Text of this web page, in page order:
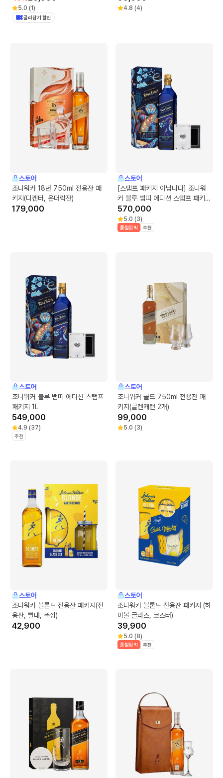
5.0 (1)
골라담기 할인
4.8 (4)
스토어
조니워커 18년 750ml 전용잔 패
키지(디켄터, 온더락잔)
179,000
스토어
[스탬프 패키지 아닙니다] 조니워
커 블루 뱀띠 에디션 스탬프 패키지
750ml
570,000
5.0 (3)
품절임박 추천
스토어
조니워커 블루 뱀띠 에디션 스탬프
패키지 1L
549,000
4.9 (37)
추천
스토어
조니워커 골드 750ml 전용잔 패
키지(글렌캐런 2개)
99,000
5.0 (3)
스토어
조니워커 블론드 전용잔 패키지(전
용잔, 빨대, 뚜껑)
42,900
스토어
조니워커 블론드 전용잔 패키지 (하
이볼 글라스, 코스터)
39,900
5.0 (8)
품절임박 추천